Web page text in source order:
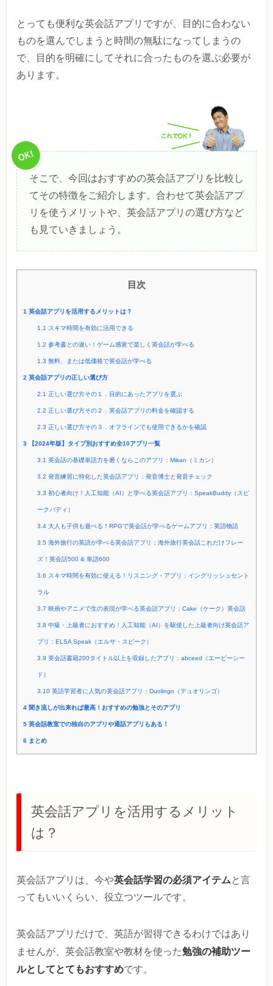
とっても便利な英会話アプリですが、目的に合わない
ものを選んでしまうと時間の無駄になってしまうの
で、目的を明確にしてそれに合ったものを選ぶ必要が
あります。
そこで、今回はおすすめの英会話アプリを比較し
てその特徴をご紹介します。合わせて英会話アプ
リを使うメリットや、英会話アプリの選び方など
も見ていきましょう。
目次
1 英会話アプリを活用するメリットは？
1.1 スキマ時間を有効に活用できる
1.2 参考書との違い！ゲーム感覚で楽しく英会話が学べる
1.3 無料、または低価格で英会話が学べる
2 英会話アプリの正しい選び方
2.1 正しい選び方その１．目的にあったアプリを選ぶ
2.2 正しい選び方その２．英会話アプリの料金を確認する
2.3 正しい選び方その３．オフラインでも使用できるかを確認
3 【2024年版】タイプ別おすすめ全10アプリ一覧
3.1 英会話の基礎単語力を磨くならこのアプリ：Mikan（ミカン）
3.2 発音練習に特化した英会話アプリ：発音博士と発音チェック
3.3 初心者向け！人工知能（AI）と学べる英会話アプリ：SpeakBuddy（スピ
ークバディ）
3.4大人も子供も遊べる！RPGで英会話が学べるゲームアプリ：英語物語
3.5 海外旅行の英語が学べる英会話アプリ：海外旅行英会話これだけフレー
ズ！英会話500 & 単語600
3.6 スキマ時間を有効に使える！リスニング・アプリ：イングリッシュセント
ラル
3.7 映画やアニメで生の表現が学べる英会話アプリ：Cake（ケーク）英会話
3.8 中級・上級者におすすめ！人工知能（AI）を駆使した上級者向け英会話ア
プリ：ELSA Speak（エルサ・スピーク）
3.9 英会話書籍200タイトル以上を収録したアプリ：abceed（エービーシー
ド）
3.10英語学習者に人気の英会話アプリ：Duolingo（デュオリンゴ）
4 聞き流しが出来れば最高！おすすめの勉強とそのアプリ
5 英会話教室での独自のアプリや通話アプリもある！
6 まとめ
英会話アプリを活用するメリット
は？
英会話アプリは、今や英会話学習の必須アイテムと言
ってもいいくらい、役立つツールです。
英会話アプリだけで、英語が習得できるわけではあり
ませんが、英会話教室や教材を使った勉強の補助ツー
ルとしてとてもおすすめです。